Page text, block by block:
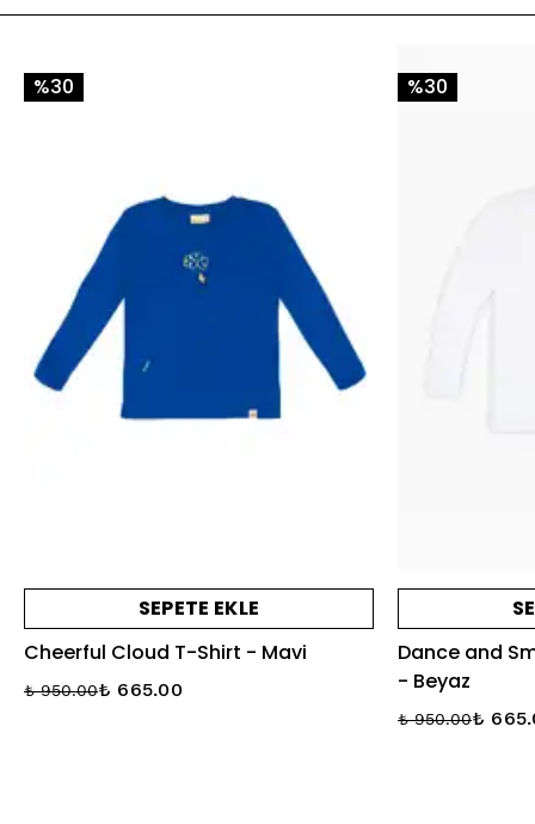
%30
SEPETE EKLE
Cheerful Cloud T-Shirt - Mavi
₺ 950.00₺ 665.00
%30
Dance and
- Beyaz
₺ 950.00₺